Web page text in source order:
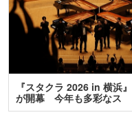
『スタクラ 2026 in 横浜』
が開幕 今年も多彩なス
テ…